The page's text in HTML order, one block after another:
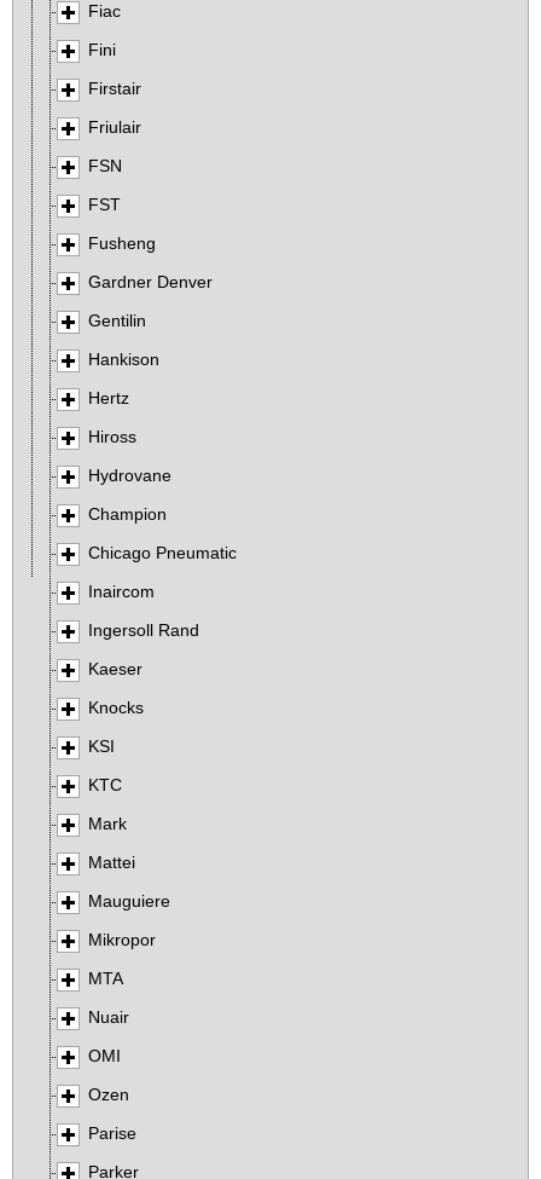
Fiac
Fini
Firstair
Friulair
FSN
FST
Fusheng
Gardner Denver
Gentilin
Hankison
Hertz
Hiross
Hydrovane
Champion
Chicago Pneumatic
Inaircom
Ingersoll Rand
Kaeser
Knocks
KSI
KTC
Mark
Mattei
Mauguiere
Mikropor
MTA
Nuair
OMI
Ozen
Parise
Parker